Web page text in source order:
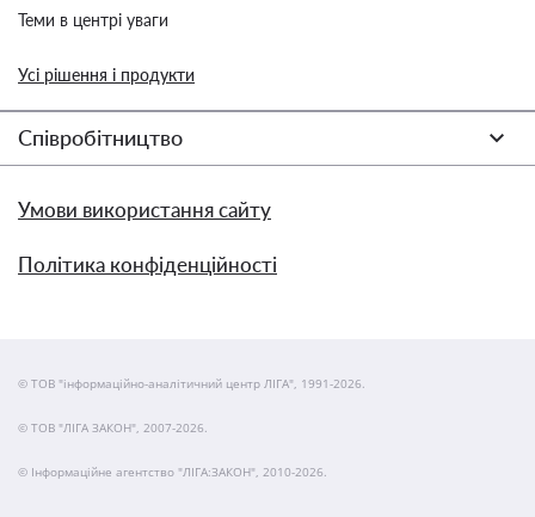
Теми в центрі уваги
Усі рішення і продукти
Співробітництво
Умови використання сайту
Політика конфіденційності
© ТОВ "інформаційно-аналітичний центр ЛІГА", 1991-2026.
© ТОВ "ЛІГА ЗАКОН", 2007-2026.
© Інформаційне агентство "ЛІГА:ЗАКОН", 2010-2026.